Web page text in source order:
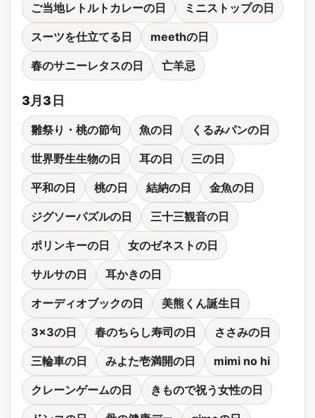
ご当地レトルトカレーの日 ミニストップの日
スーツを仕立てる日 meethの日
春のサニーレタスの日 亡羊忌
3月3日
雛祭り・桃の節句 魚の日 くるみパンの日
世界野生生物の日 耳の日 三の日
平和の日 桃の日 結納の日 金魚の日
ジグソーパズルの日 三十三観音の日
ポリンキーの日 女のゼネストの日
サルサの日 耳かきの日
オーディオブックの日 美熊くん誕生日
3x3の日 春のちらし寿司の日 ささみの日
三輪車の日 みよた壱満開の日 mimi no hi
クレーンゲームの日 きもので祝う女性の日